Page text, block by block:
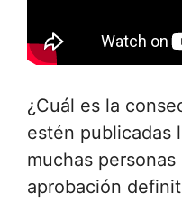
¿Cuál es la
estén publicadas
muchas
aprobación